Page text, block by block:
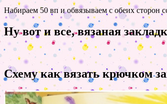
Набираем 50 вп и обвязываем с обеих сторон
Ну вот и все, вязаная
Схему как вязать крючком